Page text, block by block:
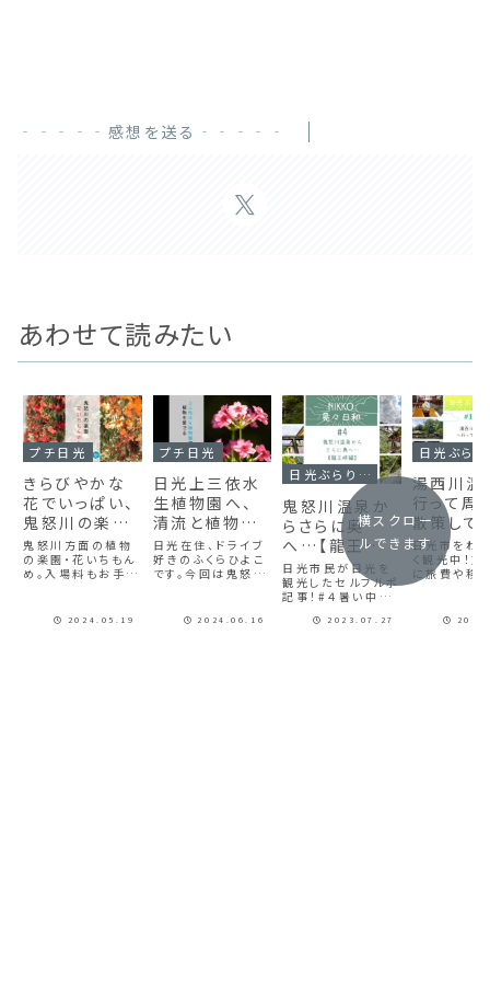
‐‐‐‐‐感想を送る‐‐‐‐‐
あわせて読みたい
プチ日光
きらびやかな
花でいっぱい、
鬼怒川の楽園・
花いちもんめ
へ【プチ日光】
鬼怒川方面の植物
の楽園・花いちもん
め。入場料もお手頃
スポットに行ってき
2024.05.19
プチ日光
日光上三依水
生植物園へ、
清流と植物を
愛でに【プチ日
光】
日光在住、ドライブ
好きのふくらひよこ
です。今回は鬼怒川
植物園にっこうかみ
2024.06.16
日光ぶらり旅
鬼怒川温泉か
らさらに奥
へ…【龍王峡
編】｜日光ぶら
り旅#4
日光市民が日光を
観光したセルフルポ
記事！#４暑い中で、
て鬼怒川温泉駅か
2023.07.27
湯西川温
行って周
散策して
｜日光ぶ
旅#18
日光市をわ
く観光中！
に旅費や移
も紹介。今
光市の湯西
横スクロー
ルできます